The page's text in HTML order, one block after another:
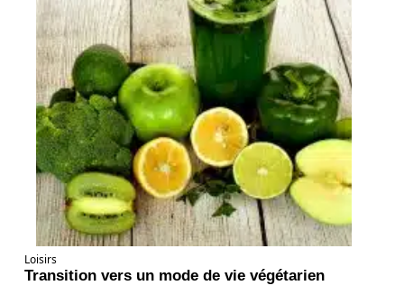
Loisirs
Transition vers un mode de vie végétarien